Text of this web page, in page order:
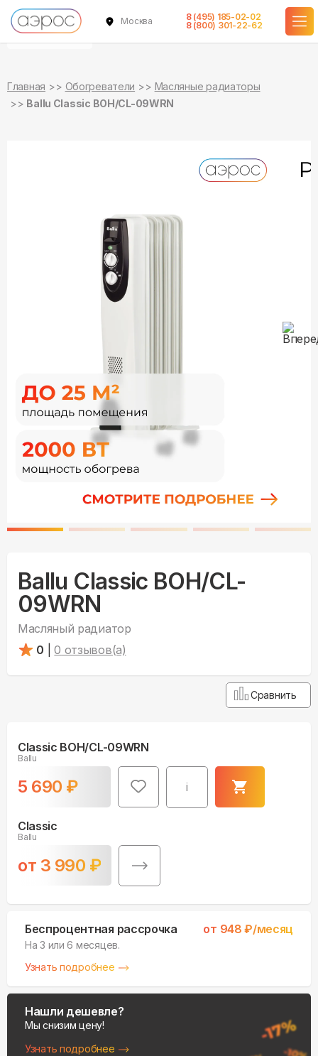
Москва
8 (495) 185-02-02
8 (800) 301-22-62
Главная Обогреватели
Масляные радиаторы
Ballu Classic BOH/CL-09WRN
Ballu Classic BOH/CL-
09WRN
Масляный радиатор
0
0 отзывов(а)
Сравнить
Classic BOH/CL-09WRN
Ballu
5 690 ₽ i
уточняйте
о наличии
Classic
Ballu
от 3 990 ₽
уточняйте
о наличии
Беспроцентная рассрочка от 948 ₽/месяц
На 3 или 6 месяцев.
Узнать подробнее
Нашли дешевле?
Мы снизим цену!
Узнать подробнее